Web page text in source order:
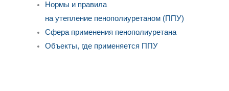
Нормы и правила
на утепление пенополиуретаном (ППУ)
Сфера применения пенополиуретана
Объекты, где применяется ППУ